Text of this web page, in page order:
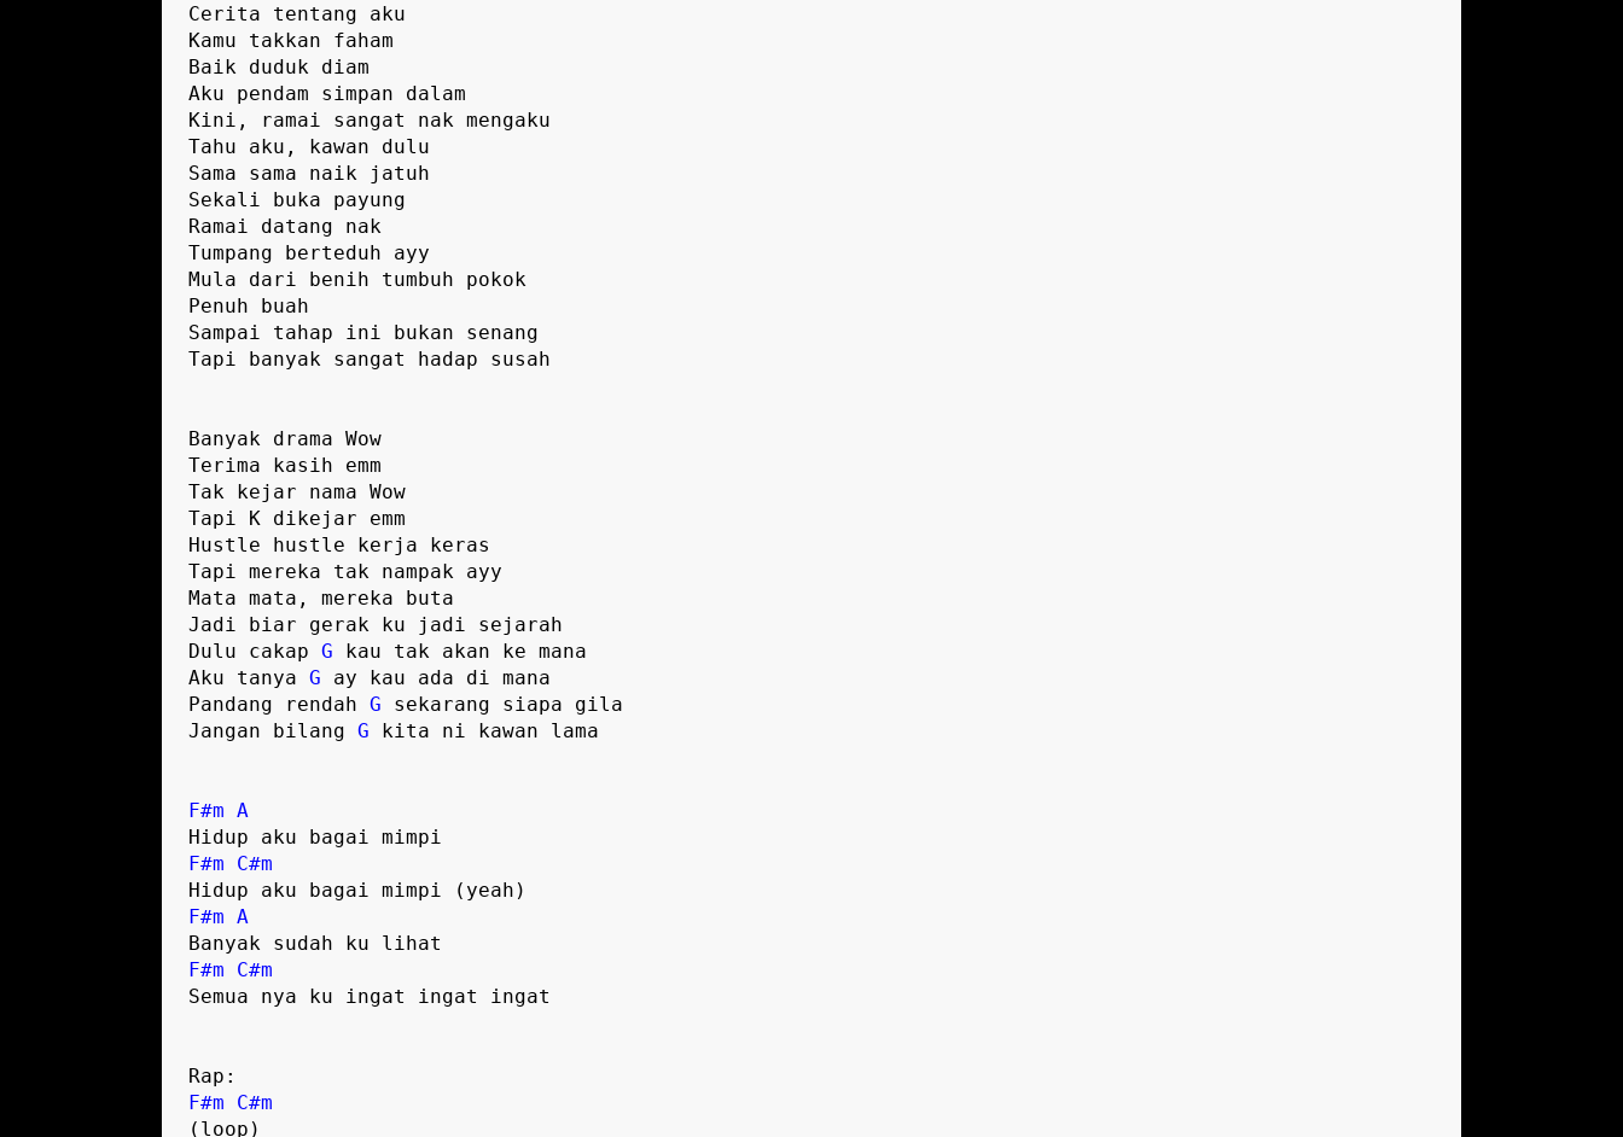
Cerita tentang aku
Kamu takkan faham
Baik duduk diam
Aku pendam simpan dalam
Kini, ramai sangat nak mengaku
Tahu aku, kawan dulu
Sama sama naik jatuh
Sekali buka payung
Ramai datang nak
Tumpang berteduh ayy
Mula dari benih tumbuh pokok
Penuh buah
Sampai tahap ini bukan senang
Tapi banyak sangat hadap susah
Banyak drama Wow
Terima kasih emm
Tak kejar nama Wow
Tapi K dikejar emm
Hustle hustle kerja keras
Tapi mereka tak nampak ayy
Mata mata, mereka buta
Jadi biar gerak ku jadi sejarah
Dulu cakap G kau tak akan ke mana
Aku tanya G ay kau ada di mana
Pandang rendah G sekarang siapa gila
Jangan bilang G kita ni kawan lama
F#m A
F#m
C#m
F#m A
F#m
C#m
Semua nya ku ingat ingat ingat
F#m
C#m
(loop)